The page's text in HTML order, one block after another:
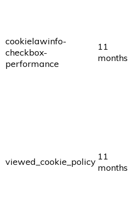
cookielawinfo-
checkbox-
performance
11
months
viewed_cookie_policy 11
months